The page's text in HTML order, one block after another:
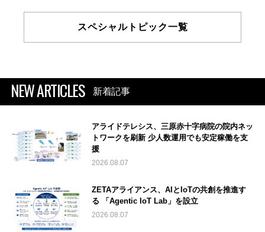
スペシャルトピック一覧
NEW ARTICLES 新着記事
アライドテレシス、三原赤十字病院の院内ネッ
トワークを刷新 少人数運用でも安定稼働を支
援
2026.08.07
ZETAアライアンス、AIとIoTの共創を推進す
る 「Agentic IoT Lab」を設立
2026.08.07